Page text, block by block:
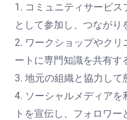
1. コミュニティサービ
として参加し、つながり
2. ワークショップやクリ
ートに専門知識を共有す
3. 地元の組織と協力して
4. ソーシャルメディア
トを宣伝し、フォロワー